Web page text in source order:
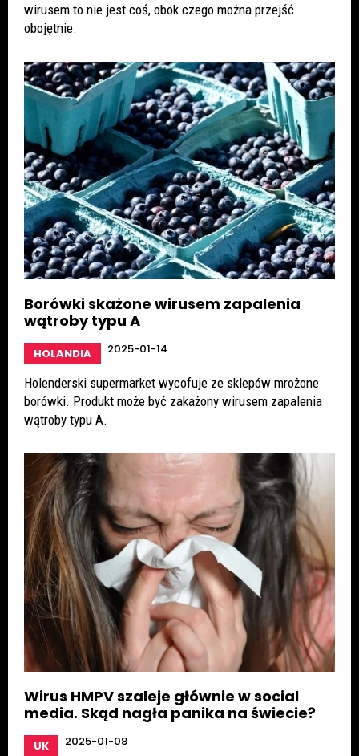
wirusem to nie jest coś, obok czego można przejść
obojętnie.
Borówki skażone wirusem zapalenia
wątroby typu A
HOLANDIA 2025-01-14
Holenderski supermarket wycofuje ze sklepów mrożone
borówki. Produkt może być zakażony wirusem zapalenia
wątroby typu A.
Wirus HMPV szaleje głównie w social
media. Skąd nagła panika na świecie?
UK 2025-01-08